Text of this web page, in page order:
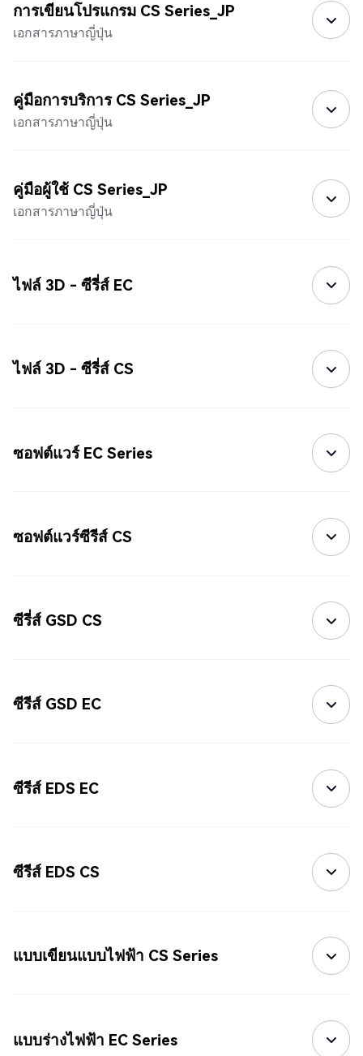
การเขียนโปรแกรม CS Series_JP
เอกสารภาษาญี่ปุ่น
คู่มือการบริการ CS Series_JP
เอกสารภาษาญี่ปุ่น
คู่มือผู้ใช้ CS Series_JP
เอกสารภาษาญี่ปุ่น
ไฟล์ 3D - ซีรี่ส์ EC
ไฟล์ 3D - ซีรี่ส์ CS
ซอฟต์แวร์ EC Series
ซอฟต์แวร์ซีรีส์ CS
ซีรี่ส์ GSD CS
ซีรีส์ GSD EC
ซีรีส์ EDS EC
ซีรีส์ EDS CS
แบบเขียนแบบไฟฟ้า CS Series
แบบร่างไฟฟ้า EC Series